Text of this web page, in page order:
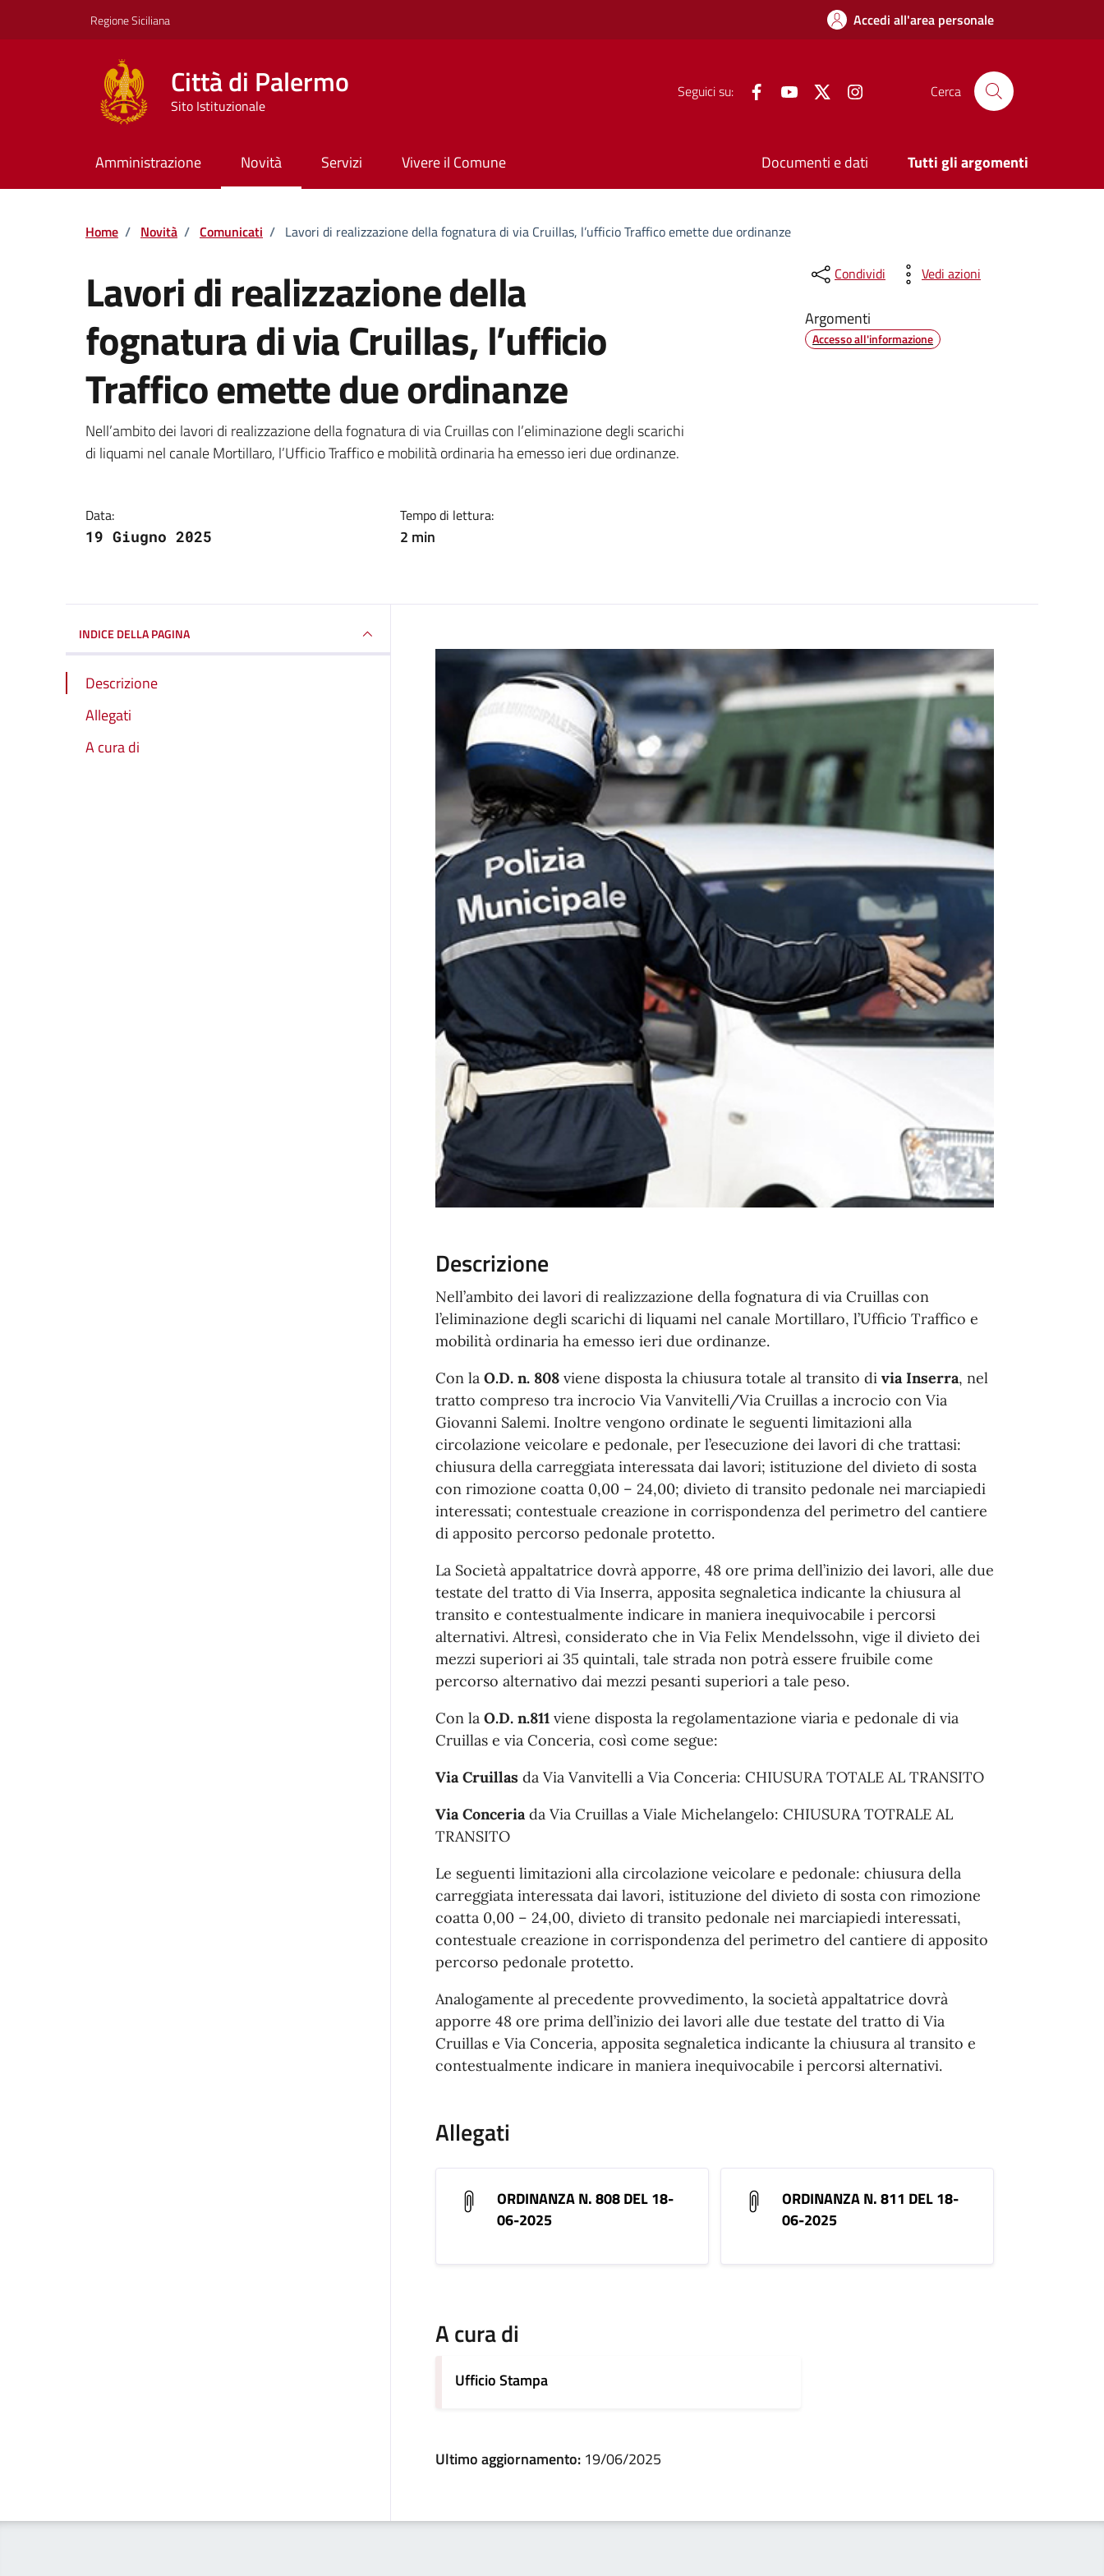
Regione Siciliana Accedi all'area personale
Città di Palermo
Sito Istituzionale
Seguici su: FacebookYouTube Twitter Cerca
Amministrazione Novità Servizi Vivere il Comune Documenti e dati Tutti gli argomenti
Home / Novità / Comunicati / Lavori di realizzazione della fognatura di via Cruillas, l’ufficio Traffico emette due ordinanze
Lavori di realizzazione della
fognatura di via Cruillas, l’ufficio
Traffico emette due ordinanze
Dettagli della notizia
Nell’ambito dei lavori di realizzazione della fognatura di via Cruillas con l’eliminazione degli scarichi
di liquami nel canale Mortillaro, l’Ufficio Traffico e mobilità ordinaria ha emesso ieri due ordinanze.
Data:
19 Giugno 2025
Tempo di lettura:
2 min
Condividi Vedi azioni
Argomenti
Accesso all'informazione
INDICE DELLA PAGINA
Descrizione
Allegati
A cura di
Descrizione
Nell’ambito dei lavori di realizzazione della fognatura di via Cruillas con
l’eliminazione degli scarichi di liquami nel canale Mortillaro, l’Ufficio Traffico e
mobilità ordinaria ha emesso ieri due ordinanze.
Con la O.D. n. 808 viene disposta la chiusura totale al transito di via Inserra, nel
tratto compreso tra incrocio Via Vanvitelli/Via Cruillas a incrocio con Via
Giovanni Salemi. Inoltre vengono ordinate le seguenti limitazioni alla
circolazione veicolare e pedonale, per l’esecuzione dei lavori di che trattasi:
chiusura della carreggiata interessata dai lavori; istituzione del divieto di sosta
con rimozione coatta 0,00 – 24,00; divieto di transito pedonale nei marciapiedi
interessati; contestuale creazione in corrispondenza del perimetro del cantiere
di apposito percorso pedonale protetto.
La Società appaltatrice dovrà apporre, 48 ore prima dell’inizio dei lavori, alle due
testate del tratto di Via Inserra, apposita segnaletica indicante la chiusura al
transito e contestualmente indicare in maniera inequivocabile i percorsi
alternativi. Altresì, considerato che in Via Felix Mendelssohn, vige il divieto dei
mezzi superiori ai 35 quintali, tale strada non potrà essere fruibile come
percorso alternativo dai mezzi pesanti superiori a tale peso.
Con la O.D. n.811viene disposta la regolamentazione viaria e pedonale di via
Cruillas e via Conceria, così come segue:
Via Cruillasda Via Vanvitelli a Via Conceria: CHIUSURA TOTALE AL TRANSITO
Via Conceriada Via Cruillas a Viale Michelangelo: CHIUSURA TOTRALE AL
TRANSITO
Le seguenti limitazioni alla circolazione veicolare e pedonale: chiusura della
carreggiata interessata dai lavori, istituzione del divieto di sosta con rimozione
coatta 0,00 – 24,00, divieto di transito pedonale nei marciapiedi interessati,
contestuale creazione in corrispondenza del perimetro del cantiere di apposito
percorso pedonale protetto.
Analogamente al precedente provvedimento, la società appaltatrice dovrà
apporre 48 ore prima dell’inizio dei lavori alle due testate del tratto di Via
Cruillas e Via Conceria, apposita segnaletica indicante la chiusura al transito e
contestualmente indicare in maniera inequivocabile i percorsi alternativi.
Allegati
ORDINANZA N. 808 DEL 18-
06-2025
ORDINANZA N. 811 DEL 18-
06-2025
A cura di
Ufficio Stampa
Ultimo aggiornamento: 19/06/2025